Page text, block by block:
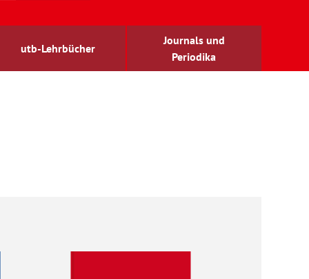
utb-Lehrbücher
Journals und
Periodika